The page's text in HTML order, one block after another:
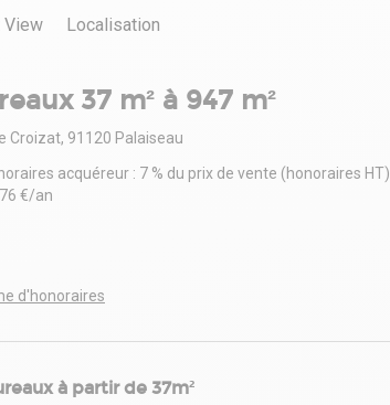
View Localisation
37 m² à 947 m²
Croizat, 91120 Palaiseau
acquéreur : 7 % du prix de vente (honoraires HT)
€/an
d'honoraires
à partir de 37m²